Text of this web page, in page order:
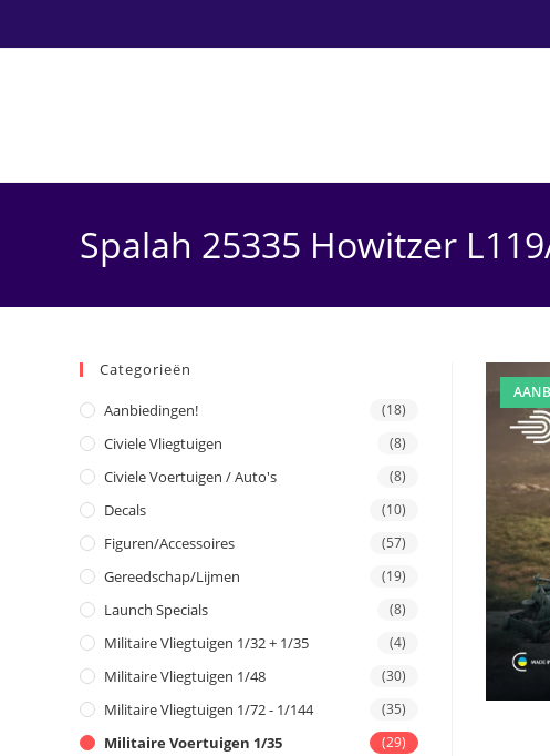
Spalah 25335 Howitzer
Categorieën
Aanbiedingen! (18)
Civiele Vliegtuigen (8)
Civiele Voertuigen / Auto's (8)
Decals (10)
Figuren/Accessoires (57)
Gereedschap/Lijmen (19)
Launch Specials (8)
Militaire Vliegtuigen 1/32 + 1/35 (4)
Militaire Vliegtuigen 1/48 (30)
Militaire Vliegtuigen 1/72 - 1/144 (35)
Militaire Voertuigen 1/35 (29)